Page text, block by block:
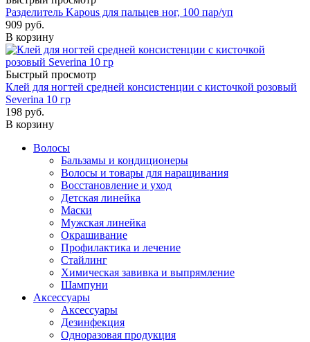
Разделитель Kapous для пальцев ног, 100 пар/уп
909 руб.
В корзину
Быстрый просмотр
Клей для ногтей средней консистенции с кисточкой розовый
Severina 10 гр
198 руб.
В корзину
Волосы
Бальзамы и кондиционеры
Волосы и товары для наращивания
Восстановление и уход
Детская линейка
Маски
Мужская линейка
Окрашивание
Профилактика и лечение
Стайлинг
Химическая завивка и выпрямление
Шампуни
Аксессуары
Аксессуары
Дезинфекция
Одноразовая продукция